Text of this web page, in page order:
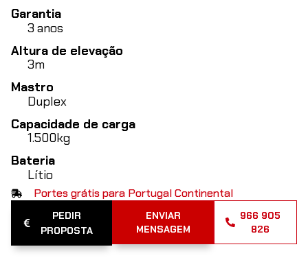
Garantia
3 anos
Altura de elevação
3m
Mastro
Duplex
Capacidade de carga
1.500kg
Bateria
Lítio
Portes grátis para Portugal Continental
PEDIR
PROPOSTA
ENVIAR
MENSAGEM
966 905
826